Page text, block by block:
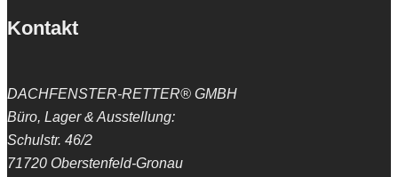
Kontakt
DACHFENSTER-RETTER® GMBH
Büro, Lager & Ausstellung:
Schulstr. 46/2
71720 Oberstenfeld-Gronau